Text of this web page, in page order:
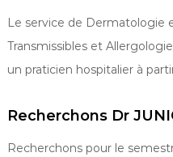
Le service de Dermatologie
Transmissibles et
un praticien hospitalier à
Recherchons Dr
Recherchons pour le